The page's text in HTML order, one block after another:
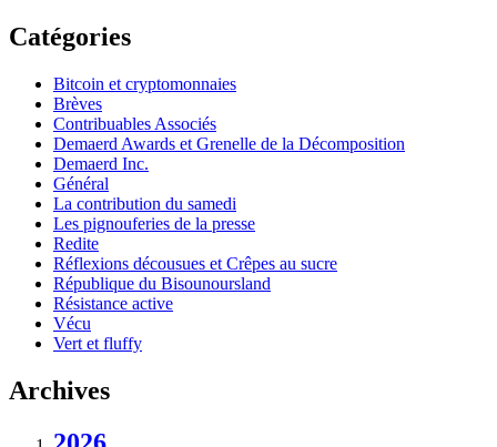
Catégories
Bitcoin et cryptomonnaies
Brèves
Contribuables Associés
Demaerd Awards et Grenelle de la Décomposition
Demaerd Inc.
Général
La contribution du samedi
Les pignouferies de la presse
Redite
Réflexions décousues et Crêpes au sucre
République du Bisounoursland
Résistance active
Vécu
Vert et fluffy
Archives